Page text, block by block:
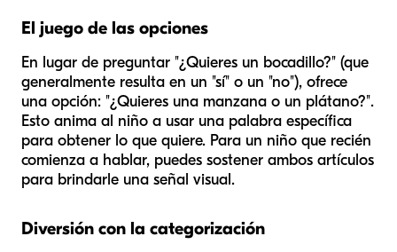
El juego de las opciones
En lugar de preguntar "¿Quieres un bocadillo?" (que
generalmente resulta en un "sí" o un "no"), ofrece
una opción: "¿Quieres una manzana o un plátano?".
Esto anima al niño a usar una palabra específica
para obtener lo que quiere. Para un niño que recién
comienza a hablar, puedes sostener ambos artículos
para brindarle una señal visual.
Diversión con la categorización